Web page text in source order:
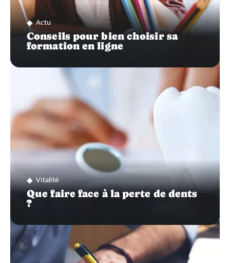
Actu
Conseils pour bien choisir sa
formation en ligne
Vitalité
Que faire face à la perte de dents
?